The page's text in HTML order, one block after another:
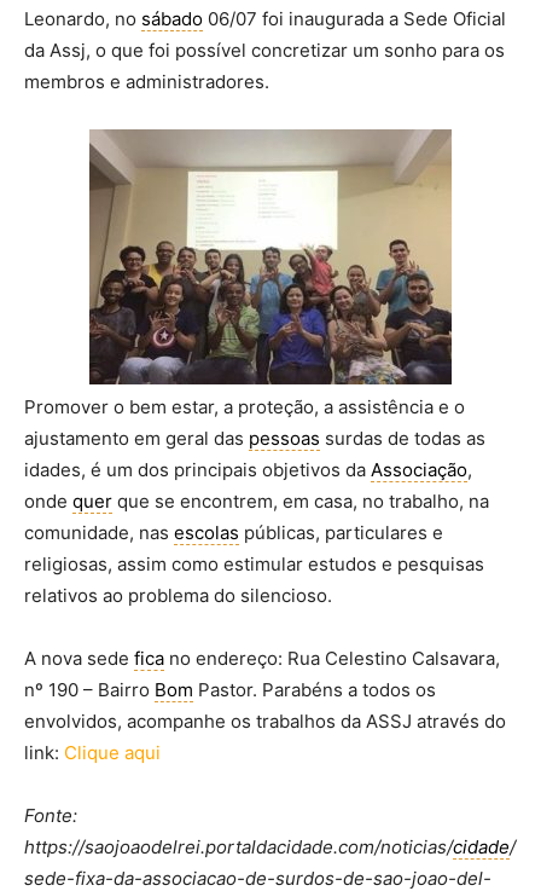
Leonardo, no sábado 06/07 foi inaugurada a Sede Oficial
da Assj, o que foi possível concretizar um sonho para os
membros e administradores.
Promover o bem estar, a proteção, a assistência e o
ajustamento em geral das pessoas surdas de todas as
idades, é um dos principais objetivos da Associação,
onde quer que se encontrem, em casa, no trabalho, na
comunidade, nas escolas públicas, particulares e
religiosas, assim como estimular estudos e pesquisas
relativos ao problema do silencioso.
A nova sede fica no endereço: Rua Celestino Calsavara,
nº 190 – Bairro Bom Pastor. Parabéns a todos os
envolvidos, acompanhe os trabalhos da ASSJ através do
link: Clique aqui
Fonte:
https://saojoaodelrei.portaldacidade.com/noticias/cidade/
sede-fixa-da-associacao-de-surdos-de-sao-joao-del-